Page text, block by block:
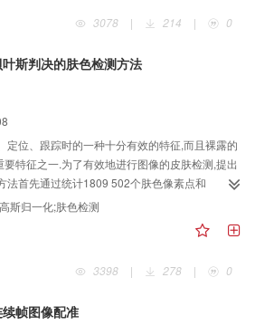
验结果表明,该边缘检测算子在抑制噪声对图像边
,优于传统的边缘检测算子和普通的形态边缘检测
3078
| 214 | 0
斯判决的肤色检测方法
定位、跟踪时的一种十分有效的特征,而且裸露的
特征之一.为了有效地进行图像的皮肤检测,提出
法首先通过统计1809 502个肤色像素点和
贝叶斯规则来建立肤色分类器;然后考虑亮度对
个子空间的查询表来建立肤色模型.为了联合使用
和线性化方法来将阈值范围调整至[0,1];同时对查
散孤立点.实验表明,与其他3种方法相比,该方法
）和误检率（3.5%）,而且对于不同光照条件
斯归一化;肤色检测
3398
| 278 | 0
帧图像配准